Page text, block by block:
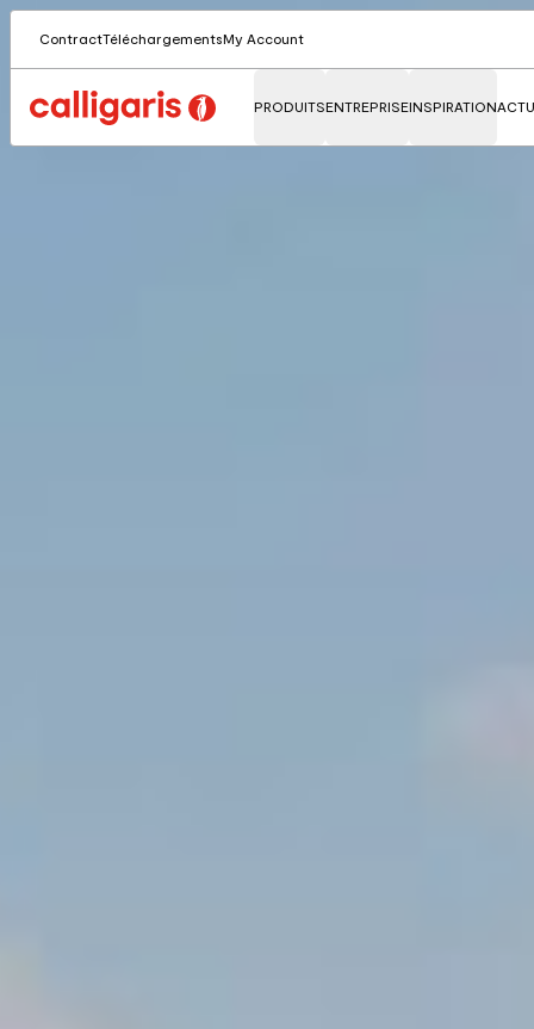
ContractTéléchargementsMy Account
PRODUITSENTREPRISEINSPIRATION